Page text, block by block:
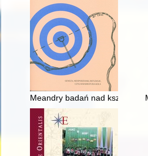
Meandry badań nad